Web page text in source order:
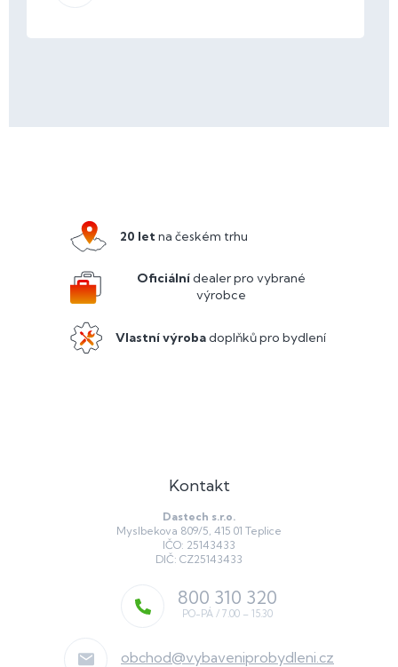
20 letna českém trhu
Oficiálnídealer pro vybrané
výrobce
Vlastní výrobadoplňků pro bydlení
Kontakt
Dastech s.r.o.
Myslbekova 809/5, 415 01 Teplice
IČO: 25143433
DIČ: CZ25143433
obchod@vybaveniprobydleni.cz
800 310 320